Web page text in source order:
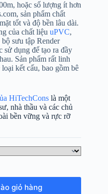
hoặc số lượng ít hơn
sản phẩm chất
tốt và độ bền lâu dài.
của chất liệu uPVC,
sưu tập Render
sử dụng để tạo ra đầy
Sản phẩm rất linh
kết cấu, bao gồm bê
HiTechCons là một
nhà thầu và các chủ
bền vững và rực rỡ
giỏ hàng